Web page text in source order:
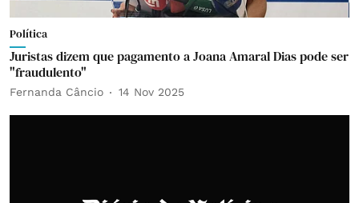
Política
Juristas dizem que pagamento a Joana Amaral Dias pode ser
"fraudulento"
Fernanda Câncio 14 Nov 2025